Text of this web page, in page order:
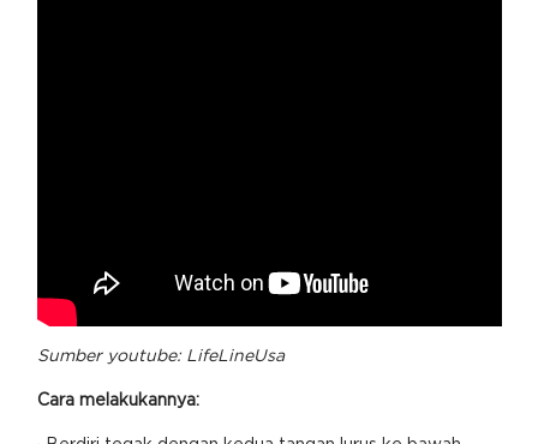
Sumber youtube: LifeLineUsa
Cara melakukannya: